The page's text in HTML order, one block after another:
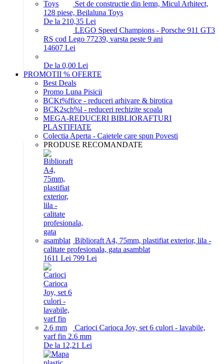
Set de constructie din lemn, Micul Arhitect,
128 piese, Beilaluna Toys
De la 210,35 Lei
LEGO Speed Champions - Porsche 911 GT3
RS cod Lego 77239, varsta peste 9 ani
14607 Lei
De la 0,00 Lei
PROMOTII % OFERTE
Best Deals
Promo Luna Pisicii
BCKt%ffice - reduceri arhivare & birotica
BCK2sch%l - reduceri rechizite scoala
MEGA-REDUCERI BIBLIORAFTURI
PLASTIFIATE
Colectia Aperta - Caietele care spun Povesti
PRODUSE RECOMANDATE
Biblioraft A4, 75mm, plastifiat exterior, lila -
calitate profesionala, gata asamblat
1611 Lei 799 Lei
Carioci Carioca Joy, set 6 culori - lavabile,
varf fin 2.6 mm
De la 12,21 Lei